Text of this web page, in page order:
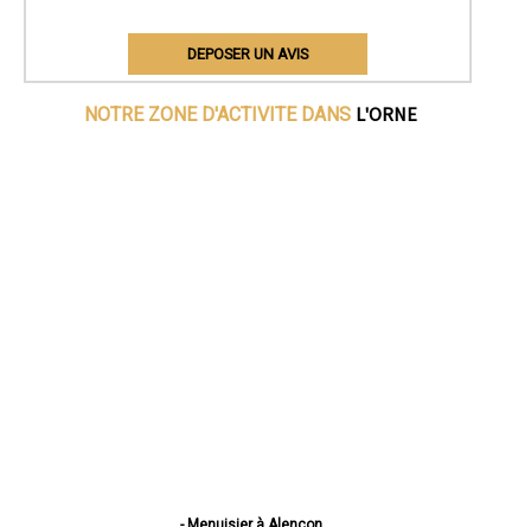
DEPOSER UN AVIS
NOTRE ZONE D'ACTIVITE DANS L'ORNE